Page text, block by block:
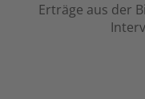
Erträge aus der